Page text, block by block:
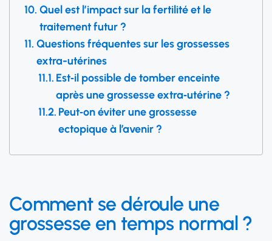
Quel est l’impact sur la fertilité et le
traitement futur ?
Questions fréquentes sur les grossesses
extra-utérines
Est‑il possible de tomber enceinte
après une grossesse extra‑utérine ?
Peut‑on éviter une grossesse
ectopique à l’avenir ?
grossesse est‑il toujours inquiétant ?
Quels sont les signes d’alerte pour
consulter immédiatement ?
Comment se déroule une
grossesse en temps normal ?